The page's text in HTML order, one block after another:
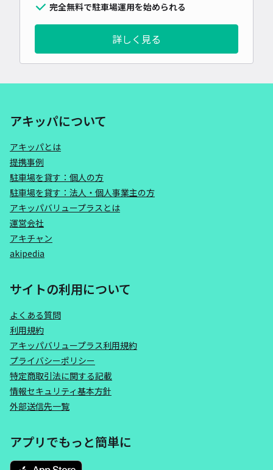
完全無料で駐車場運用を始められる
詳しく見る
アキッパについて
アキッパとは
提携事例
駐車場を貸す：個人の方
駐車場を貸す：法人・個人事業主の方
アキッパバリュープラスとは
運営会社
アキチャン
akipedia
サイトの利用について
よくある質問
利用規約
アキッパバリュープラス利用規約
プライバシーポリシー
特定商取引法に関する記載
情報セキュリティ基本方針
外部送信先一覧
アプリでもっと簡単に